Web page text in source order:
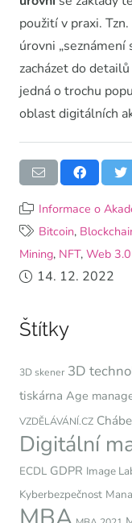
použití v praxi.
úrovni
zacházet do
jedná o trochu
oblast digitálních
Informace o
Bitcoin,
Mining, NFT, Web 3.0
14. 12. 2022
Štítky
3D skener 3D
tiskárna Age
VZDĚLÁVÁNÍ.CZ
Digitální
ECDL GDPR Image
Kyberbezpečnost